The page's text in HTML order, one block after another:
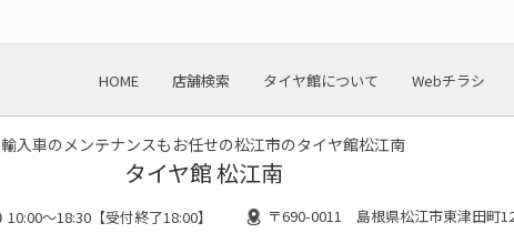
HOME 店舗検索 タイヤ館について Webチラシ
輸入車のメンテナンスもお任せの松江市のタイヤ館松江南
タイヤ館 松江南
10:00～18:30【受付終了18:00】 〒690-0011 島根県松江市東津田町